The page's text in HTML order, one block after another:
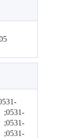
;0531-
;0531-
;0531-